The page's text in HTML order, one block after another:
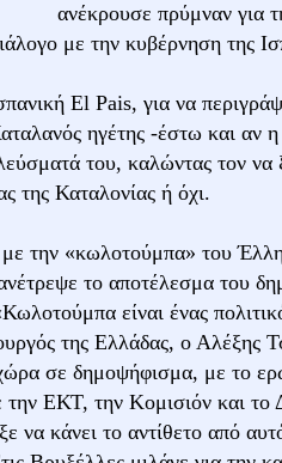
ανέκρουσε πρύμναν για
με την κυβέρνηση της
El Pais, για να
ηγέτης -έστω και αν
του, καλώντας τον να
της Καταλονίας ή όχι.
με την «κωλοτούμπα» του
το αποτέλεσμα του
είναι ένας
της Ελλάδας, ο Αλέξης
σε δημοψήφισμα, με το
την ΕΚΤ, την Κομισιόν και
να κάνει το αντίθετο από